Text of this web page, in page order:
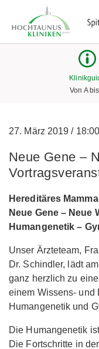
Von A
27. März 2019/
Neue Gene –
Hereditäres
Neue Gene – Neue
Humangenetik –
Unser Ärzteteam,
Dr. Schindler, lädt
ganz herzlich zu
einem Wissens- und
Humangenetik und
Die Humangenetik
Die Fortschritte in